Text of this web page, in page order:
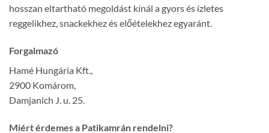
hosszan eltartható megoldást kínál a gyors és ízletes
reggelikhez, snackekhez és előételekhez egyaránt.
Forgalmazó
Hamé Hungária Kft.,
2900 Komárom,
Damjanich J. u. 25.
Miért érdemes a Patikamrán rendelni?